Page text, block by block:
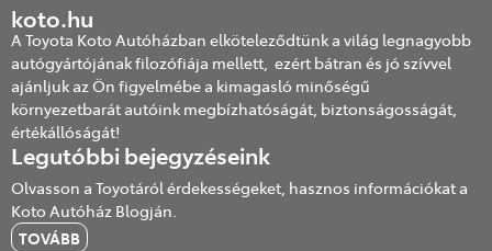
koto.hu
A Toyota Koto Autóházban elköteleződtünk a világ legnagyobb
autógyártójának filozófiája mellett, ezért bátran és jó szívvel
ajánljuk az Ön figyelmébe a kimagasló minőségű
környezetbarát autóink megbízhatóságát, biztonságosságát,
értékállóságát!
Legutóbbi bejegyzéseink
Olvasson a Toyotáról érdekességeket, hasznos információkat a
Koto Autóház Blogján.
TOVÁBB